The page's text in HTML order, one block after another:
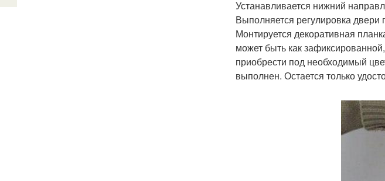
Устанавливается нижний
Выполняется регулировка двери
Монтируется декоративная
может быть как
приобрести под необходимый
выполнен. Остается только